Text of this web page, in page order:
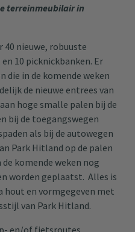
terreinmeubilair in
40 nieuwe, robuuste
10 picknickbanken. Er
die in de komende weken
de nieuwe entrees van
hoge smalle palen bij de
bij de toegangswegen
als bij de autowegen
Park Hitland op de palen
komende weken nog
worden geplaatst. Alles is
hout en vormgegeven met
van Park Hitland.
en/of fietsroutes